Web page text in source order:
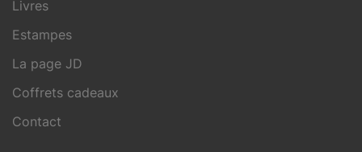
Livres
Estampes
La page JD
Coffrets cadeaux
Contact